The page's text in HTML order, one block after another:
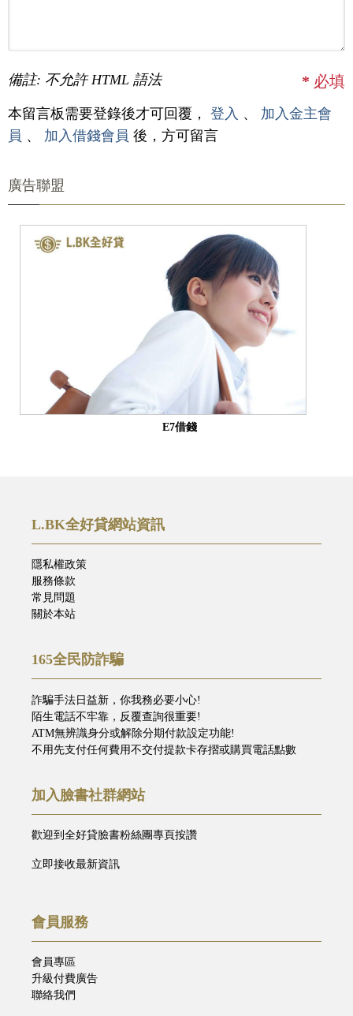
備註: 不允許 HTML 語法 * 必填
本留言板需要登錄後才可回覆， 登入 、 加入金主會
員 、 加入借錢會員 後，方可留言
廣告聯盟
E7借錢
L.BK全好貸網站資訊
隱私權政策
服務條款
常見問題
關於本站
165全民防詐騙
詐騙手法日益新，你我務必要小心!
陌生電話不牢靠，反覆查詢很重要!
ATM無辨識身分或解除分期付款設定功能!
不用先支付任何費用不交付提款卡存摺或購買電話點數
加入臉書社群網站
歡迎到全好貸臉書粉絲團專頁按讚
立即接收最新資訊
會員服務
會員專區
升級付費廣告
聯絡我們